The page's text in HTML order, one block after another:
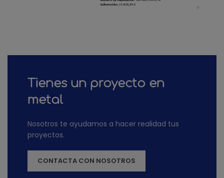
Tienes un proyecto en
metal
Nosotros te ayudamos a hacer realidad tus
proyectos.
CONTACTA CON NOSOTROS